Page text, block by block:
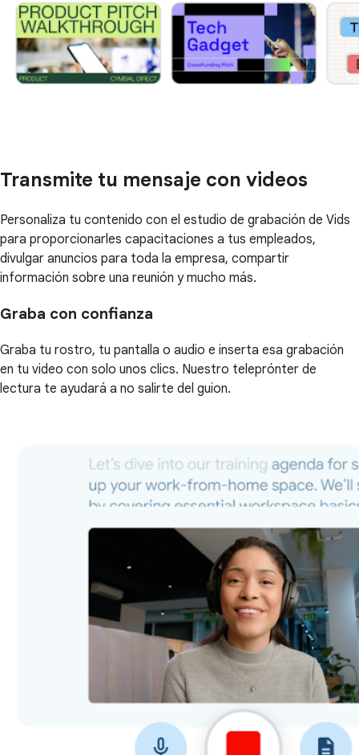
Transmite tu mensaje con videos
Personaliza tu contenido con el estudio de grabación de Vids
para proporcionarles capacitaciones a tus empleados,
divulgar anuncios para toda la empresa, compartir
información sobre una reunión y mucho más.
Graba con confianza
Graba tu rostro, tu pantalla o audio e inserta esa grabación
en tu video con solo unos clics. Nuestro teleprónter de
lectura te ayudará a no salirte del guion.